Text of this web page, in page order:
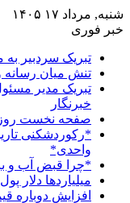
شنبه, مرداد ۱۷ ۱۴۰۵
خبر فوری
تبریک سردبیر به
تنش میان رسانه
تبریک مدیر
خبرنگار
صفحه نخست
واحدی*
*چرا قبض آب و برق خرداد و
میلیاردها دلار
افزایش دوباره